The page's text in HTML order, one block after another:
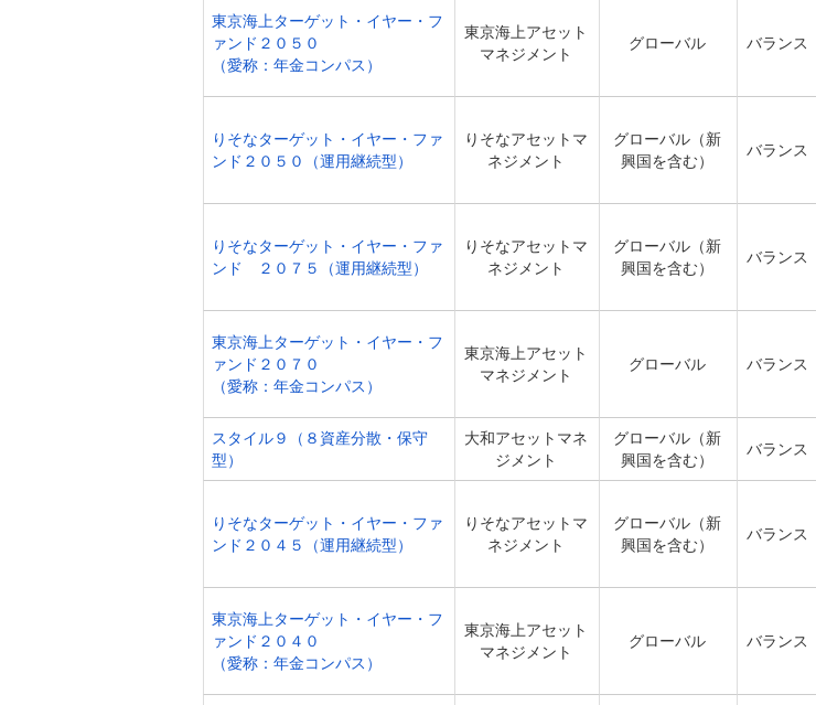
東京海上ターゲット・イヤー・フ
ァンド２０５０
（愛称：年金コンパス）
東京海上アセット
マネジメント
グローバル バランス
りそなターゲット・イヤー・ファ
ンド２０５０（運用継続型）
りそなアセットマ
ネジメント
グローバル（新
興国を含む）
バランス
りそなターゲット・イヤー・ファ
ンド ２０７５（運用継続型）
りそなアセットマ
ネジメント
グローバル（新
興国を含む）
バランス
東京海上ターゲット・イヤー・フ
ァンド２０７０
（愛称：年金コンパス）
東京海上アセット
マネジメント
グローバル バランス
スタイル９（８資産分散・保守
型）
大和アセットマネ
ジメント
グローバル（新
興国を含む）
バランス
りそなターゲット・イヤー・ファ
ンド２０４５（運用継続型）
りそなアセットマ
ネジメント
グローバル（新
興国を含む）
バランス
東京海上ターゲット・イヤー・フ
ァンド２０４０
（愛称：年金コンパス）
東京海上アセット
マネジメント
グローバル バランス